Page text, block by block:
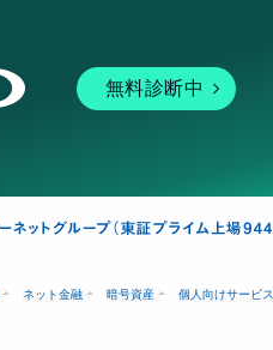
無料診断中
ネット金融 暗号資産 個人向けサービス